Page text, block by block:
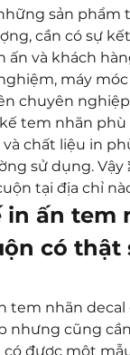
sản phẩm
cần có sự
ấn và khách
máy
chuyên
tem nhãn phù
chất liệu in
sử dụng.
tại địa chỉ
in ấn tem
có thật
tem nhãn
nhưng cũng
có được một